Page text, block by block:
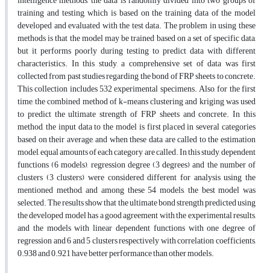
training and testing, which is based on the training data of the model
developed and evaluated with the test data. The problem in using these
methods is that the model may be trained based on a set of specific data,
but it performs poorly during testing to predict data with different
characteristics. In this study, a comprehensive set of data was first
collected from past studies regarding the bond of FRP sheets to concrete.
This collection includes 532 experimental specimens. Also, for the first
time, the combined method of k-means clustering and kriging was used
to predict the ultimate strength of FRP sheets and concrete. In this
method, the input data to the model is first placed in several categories
based on their average, and when these data are called to the estimation
model, equal amounts of each category are called. In this study, dependent
functions (6 models), regression degree (3 degrees) and the number of
clusters (3 clusters) were considered different for analysis using the
mentioned method, and among these 54 models, the best model was
selected. The results show that the ultimate bond strength predicted using
the developed model has a good agreement with the experimental results,
and the models with linear dependent functions with one degree of
regression and 6 and 5 clusters respectively with correlation coefficients,
0.938 and 0.921 have better performance than other models.